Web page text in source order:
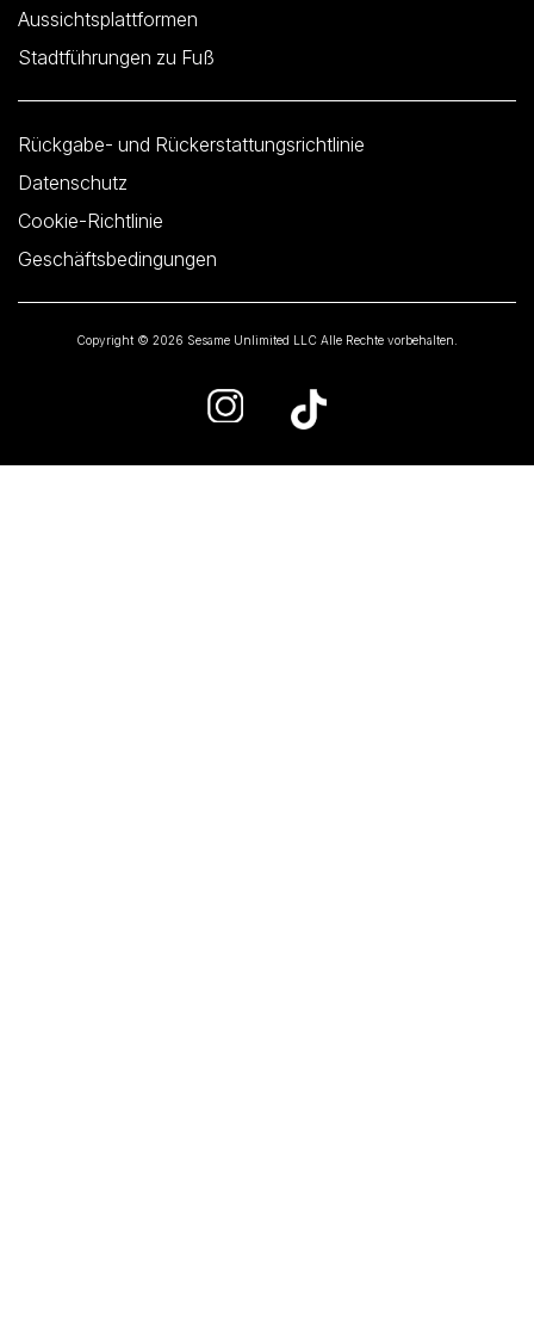
Aussichtsplattformen
Stadtführungen zu Fuß
Rückgabe- und Rückerstattungsrichtlinie
Datenschutz
Cookie-Richtlinie
Geschäftsbedingungen
Copyright © 2026 Sesame Unlimited LLC Alle Rechte vorbehalten.